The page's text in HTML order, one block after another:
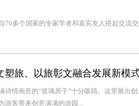
70多个国家的专家学者和嘉宾友人搭起交流
旅、以旅彰文融合发展新模
情画意的“玻璃房子”十分吸睛。这里展出创
客带来创意满满的游园...